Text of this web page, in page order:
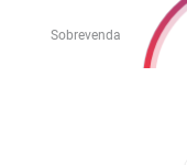
Sobrevenda